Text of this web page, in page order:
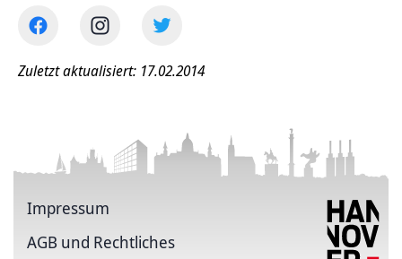
Zuletzt aktualisiert: 17.02.2014
Impressum
AGB und Rechtliches